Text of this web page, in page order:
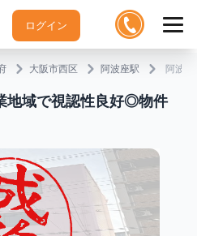
ログイン
大阪市西区 阿波座駅 阿波
地域で視認性良好◎物件